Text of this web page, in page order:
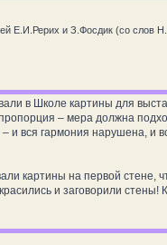
Е.И.Рерих и З.Фосдик (со слов
в Школе картины для
– мера должна
и вся гармония нарушена, и
картины на первой стене,
и заговорили